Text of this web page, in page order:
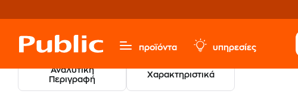
προϊόντα υπηρεσίες
Αναλυτική
Περιγραφή
Χαρακτηριστικά
Sports, Fitness & Hobbies